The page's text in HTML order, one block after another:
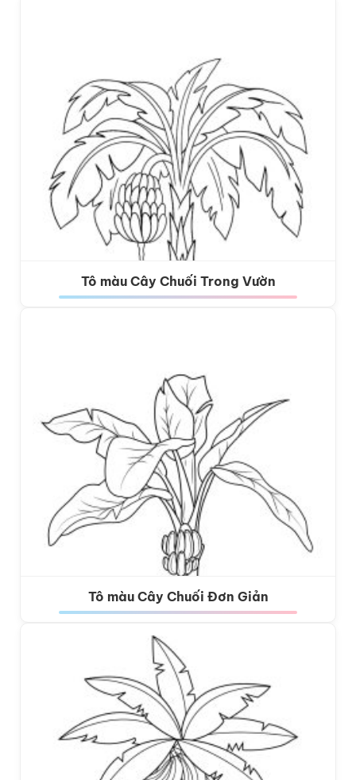
Tô màu Cây Chuối Trong Vườn
Tô màu Cây Chuối Đơn Giản